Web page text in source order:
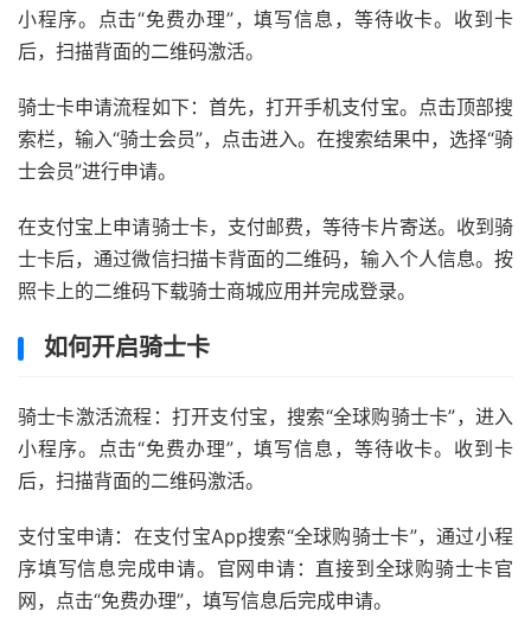
小程序。点击“免费办理”，填写信息，等待收卡。收到卡
后，扫描背面的二维码激活。
骑士卡申请流程如下：首先，打开手机支付宝。点击顶部搜
索栏，输入“骑士会员”，点击进入。在搜索结果中，选择“骑
士会员”进行申请。
在支付宝上申请骑士卡，支付邮费，等待卡片寄送。收到骑
士卡后，通过微信扫描卡背面的二维码，输入个人信息。按
照卡上的二维码下载骑士商城应用并完成登录。
如何开启骑士卡
骑士卡激活流程：打开支付宝，搜索“全球购骑士卡”，进入
小程序。点击“免费办理”，填写信息，等待收卡。收到卡
后，扫描背面的二维码激活。
支付宝申请：在支付宝App搜索“全球购骑士卡”，通过小程
序填写信息完成申请。官网申请：直接到全球购骑士卡官
网，点击“免费办理”，填写信息后完成申请。